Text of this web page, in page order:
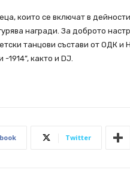
които се включат в
награди. За доброто
танцови състави от ОДК и
1914”, както и DJ.
Twitter